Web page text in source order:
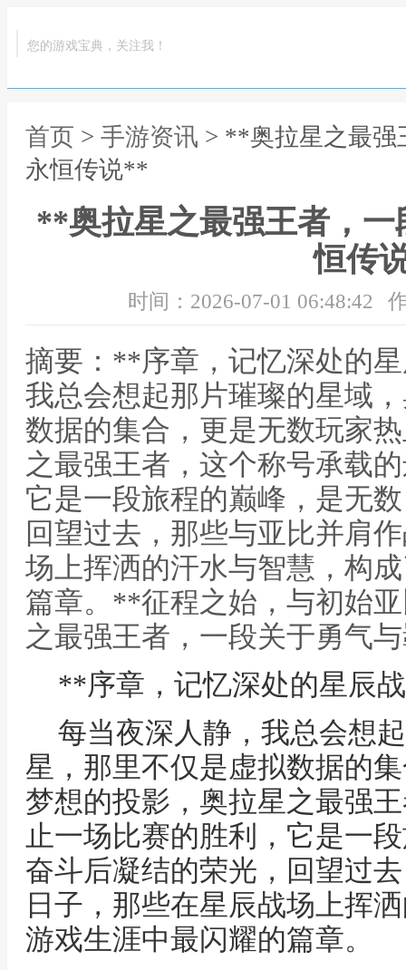
您的游戏宝典，关注我！
首页 > 手游资讯 > **奥拉星之最强
永恒传说**
**奥拉星之最强王者，
恒传
时间：2026-07-01 06:48:42
摘要：**序章，记忆深处的
我总会想起那片璀璨的星域
数据的集合，更是无数玩家
之最强王者，这个称号承载
它是一段旅程的巅峰，是无
回望过去，那些与亚比并肩
场上挥洒的汗水与智慧，构
篇章。**征程之始，与初始
之最强王者，一段关于勇气
**序章，记忆深处的星辰
每当夜深人静，我总会想
星，那里不仅是虚拟数据的
梦想的投影，奥拉星之最强
止一场比赛的胜利，它是一
奋斗后凝结的荣光，回望过
日子，那些在星辰战场上挥
游戏生涯中最闪耀的篇章。